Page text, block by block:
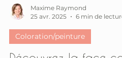
Maxime Raymond
6 min de lecture